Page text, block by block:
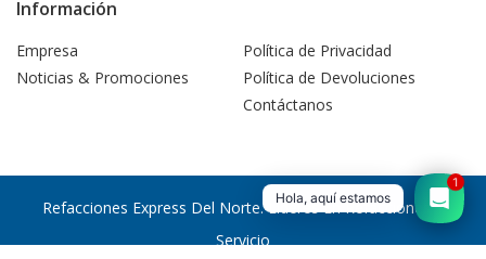
Información
Empresa
Noticias & Promociones
Política de Privacidad
Política de Devoluciones
Contáctanos
Refacciones Express Del Norte. Líderes En Refacciones Y
Servicio
Hola, aquí estamos
1